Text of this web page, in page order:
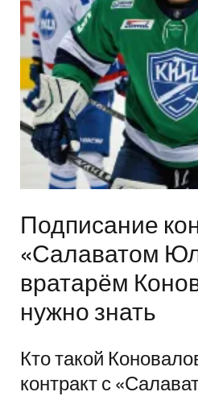
Подписание
«Салаватом
вратарём
нужно знать
Кто такой
контракт с